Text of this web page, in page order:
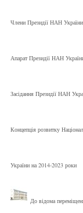
Члени Президії НАН України
Апарат Президії НАН
Засідання Президії НАН
Концепція розвитку
України на 2014-2023 роки
До відома